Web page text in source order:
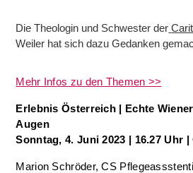
Die Theologin und Schwester der
Weiler hat sich dazu Gedanken
Mehr Infos zu den Themen >>
Erlebnis Österreich | Echte
Augen
Sonntag, 4. Juni 2023 | 16.27 Uhr |
Marion Schröder, CS